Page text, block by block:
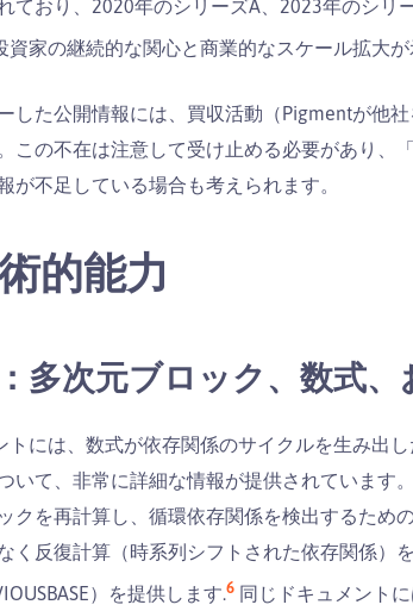
ており、2020年のシリーズA、2023年のシリ
資家の継続的な関心と商業的なスケール拡大
した公開情報には、買収活動（Pigmentが他
この不在は注意して受け止める必要があり、
が不足している場合も考えられます。
的能力
多次元ブロック、数式、
トには、数式が依存関係のサイクルを生み出
いて、非常に詳細な情報が提供されています
クを再計算し、循環依存関係を検出するため
く反復計算（時系列シフトされた依存関係）
）を提供します.6 同じドキュメント